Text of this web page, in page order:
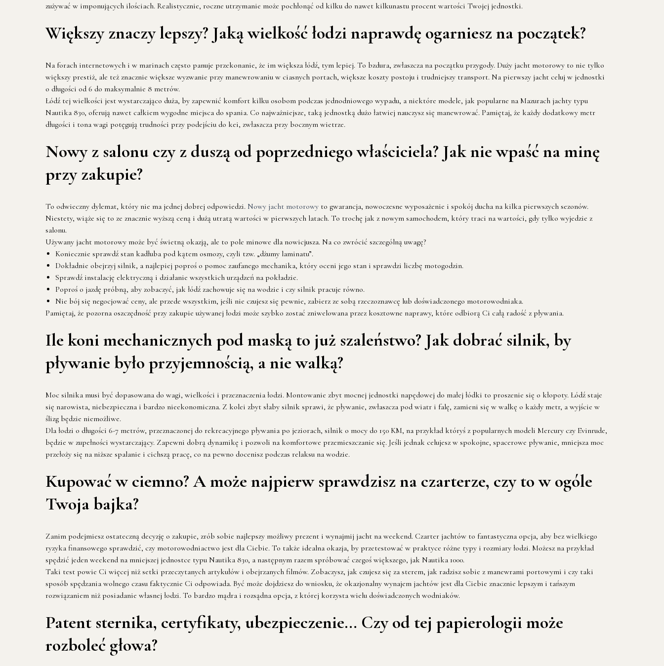
zużywać w imponujących ilościach. Realistycznie, roczne utrzymanie może pochłonąć od kilku do nawet kilkunastu procent wartości Twojej jednostki.
Większy znaczy lepszy? Jaką wielkość łodzi naprawdę ogarniesz na początek?
Na forach internetowych i w marinach często panuje przekonanie, że im większa łódź, tym lepiej. To bzdura, zwłaszcza na początku przygody. Duży jacht motorowy to nie tylko
większy prestiż, ale też znacznie większe wyzwanie przy manewrowaniu w ciasnych portach, większe koszty postoju i trudniejszy transport. Na pierwszy jacht celuj w jednostki
o długości od 6 do maksymalnie 8 metrów.
Łódź tej wielkości jest wystarczająco duża, by zapewnić komfort kilku osobom podczas jednodniowego wypadu, a niektóre modele, jak popularne na Mazurach jachty typu
Nautika 830, oferują nawet całkiem wygodne miejsca do spania. Co najważniejsze, taką jednostką dużo łatwiej nauczysz się manewrować. Pamiętaj, że każdy dodatkowy metr
długości i tona wagi potęgują trudności przy podejściu do kei, zwłaszcza przy bocznym wietrze.
Nowy z salonu czy z duszą od poprzedniego właściciela? Jak nie wpaść na minę
przy zakupie?
To odwieczny dylemat, który nie ma jednej dobrej odpowiedzi. Nowy jacht motorowy to gwarancja, nowoczesne wyposażenie i spokój ducha na kilka pierwszych sezonów.
Niestety, wiąże się to ze znacznie wyższą ceną i dużą utratą wartości w pierwszych latach. To trochę jak z nowym samochodem, który traci na wartości, gdy tylko wyjedzie z
salonu.
Używany jacht motorowy może być świetną okazją, ale to pole minowe dla nowicjusza. Na co zwrócić szczególną uwagę?
Koniecznie sprawdź stan kadłuba pod kątem osmozy, czyli tzw. „dżumy laminatu”.
Dokładnie obejrzyj silnik, a najlepiej poproś o pomoc zaufanego mechanika, który oceni jego stan i sprawdzi liczbę motogodzin.
Sprawdź instalację elektryczną i działanie wszystkich urządzeń na pokładzie.
Poproś o jazdę próbną, aby zobaczyć, jak łódź zachowuje się na wodzie i czy silnik pracuje równo.
Nie bój się negocjować ceny, ale przede wszystkim, jeśli nie czujesz się pewnie, zabierz ze sobą rzeczoznawcę lub doświadczonego motorowodniaka.
Pamiętaj, że pozorna oszczędność przy zakupie używanej łodzi może szybko zostać zniwelowana przez kosztowne naprawy, które odbiorą Ci całą radość z pływania.
Ile koni mechanicznych pod maską to już szaleństwo? Jak dobrać silnik, by
pływanie było przyjemnością, a nie walką?
Moc silnika musi być dopasowana do wagi, wielkości i przeznaczenia łodzi. Montowanie zbyt mocnej jednostki napędowej do małej łódki to proszenie się o kłopoty. Łódź staje
się narowista, niebezpieczna i bardzo nieekonomiczna. Z kolei zbyt słaby silnik sprawi, że pływanie, zwłaszcza pod wiatr i falę, zamieni się w walkę o każdy metr, a wyjście w
ślizg będzie niemożliwe.
Dla łodzi o długości 6-7 metrów, przeznaczonej do rekreacyjnego pływania po jeziorach, silnik o mocy do 150 KM, na przykład któryś z popularnych modeli Mercury czy Evinrude,
będzie w zupełności wystarczający. Zapewni dobrą dynamikę i pozwoli na komfortowe przemieszczanie się. Jeśli jednak celujesz w spokojne, spacerowe pływanie, mniejsza moc
przełoży się na niższe spalanie i cichszą pracę, co na pewno docenisz podczas relaksu na wodzie.
Kupować w ciemno? A może najpierw sprawdzisz na czarterze, czy to w ogóle
Twoja bajka?
Zanim podejmiesz ostateczną decyzję o zakupie, zrób sobie najlepszy możliwy prezent i wynajmij jacht na weekend. Czarter jachtów to fantastyczna opcja, aby bez wielkiego
ryzyka finansowego sprawdzić, czy motorowodniactwo jest dla Ciebie. To także idealna okazja, by przetestować w praktyce różne typy i rozmiary łodzi. Możesz na przykład
spędzić jeden weekend na mniejszej jednostce typu Nautika 830, a następnym razem spróbować czegoś większego, jak Nautika 1000.
Taki test powie Ci więcej niż setki przeczytanych artykułów i obejrzanych filmów. Zobaczysz, jak czujesz się za sterem, jak radzisz sobie z manewrami portowymi i czy taki
sposób spędzania wolnego czasu faktycznie Ci odpowiada. Być może dojdziesz do wniosku, że okazjonalny wynajem jachtów jest dla Ciebie znacznie lepszym i tańszym
rozwiązaniem niż posiadanie własnej łodzi. To bardzo mądra i rozsądna opcja, z której korzysta wielu doświadczonych wodniaków.
Patent sternika, certyfikaty, ubezpieczenie… Czy od tej papierologii może
rozboleć głowa?